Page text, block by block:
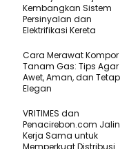
Kembangkan Sistem
Persinyalan dan
Elektrifikasi Kereta
Cara Merawat Kompor
Tanam Gas: Tips Agar
Awet, Aman, dan Tetap
Elegan
VRITIMES dan
Penacirebon.com Jalin
Kerja Sama untuk
Memperkuat Distribusi